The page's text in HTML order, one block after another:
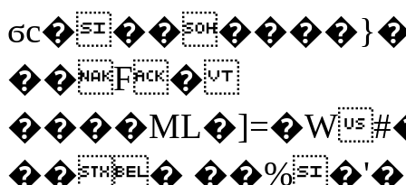
��F�
����ML�]=�W
���